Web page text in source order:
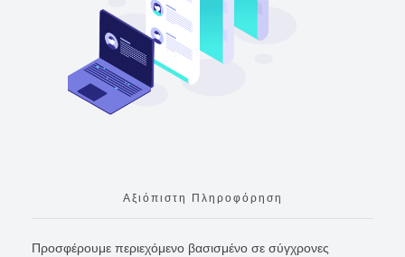
Αξιόπιστη Πληροφόρηση
Προσφέρουμε περιεχόμενο βασισμένο σε σύγχρονες